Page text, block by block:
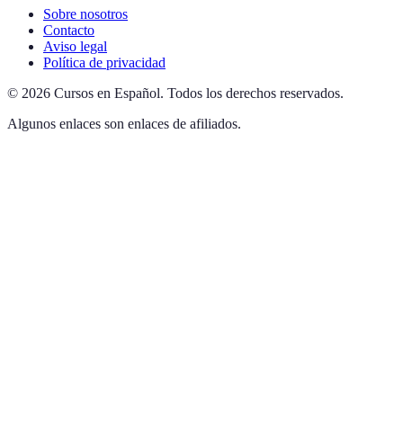
Sobre nosotros
Contacto
Aviso legal
Política de privacidad
© 2026 Cursos en Español. Todos los derechos reservados.
Algunos enlaces son enlaces de afiliados.